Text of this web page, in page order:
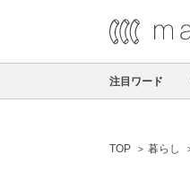
注目ワード
TOP 暮らし